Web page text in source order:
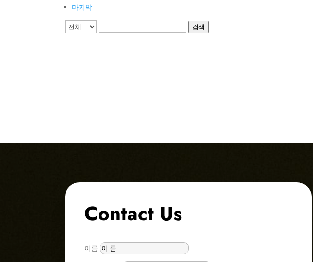
마지막
검색
Contact Us
이름